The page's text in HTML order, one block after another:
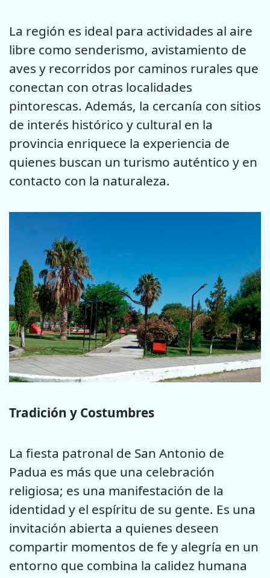
La región es ideal para actividades al aire
libre como senderismo, avistamiento de
aves y recorridos por caminos rurales que
conectan con otras localidades
pintorescas. Además, la cercanía con sitios
de interés histórico y cultural en la
provincia enriquece la experiencia de
quienes buscan un turismo auténtico y en
contacto con la naturaleza.
Tradición y Costumbres
La fiesta patronal de San Antonio de
Padua es más que una celebración
religiosa; es una manifestación de la
identidad y el espíritu de su gente. Es una
invitación abierta a quienes deseen
compartir momentos de fe y alegría en un
entorno que combina la calidez humana